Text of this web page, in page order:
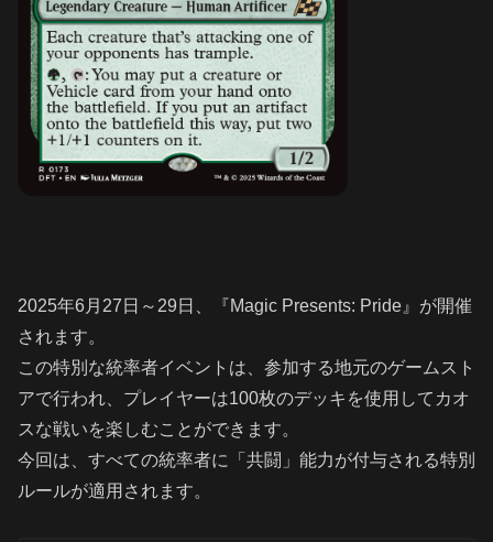
2025年6月27日～29日、『Magic Presents: Pride』が開催
されます。
この特別な統率者イベントは、参加する地元のゲームスト
アで行われ、プレイヤーは100枚のデッキを使用してカオ
スな戦いを楽しむことができます。
今回は、すべての統率者に「共闘」能力が付与される特別
ルールが適用されます。